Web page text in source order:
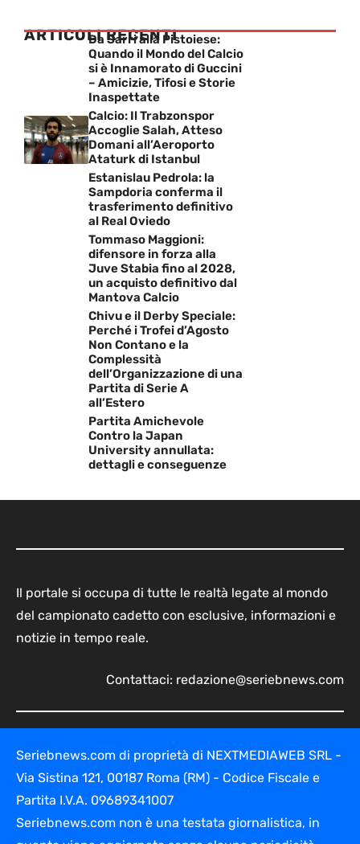
ARTICOLI RECENTI
Da Sarri alla Pistoiese:
Quando il Mondo del Calcio
si è Innamorato di Guccini
– Amicizie, Tifosi e Storie
Inaspettate
Calcio: Il Trabzonspor
Accoglie Salah, Atteso
Domani all’Aeroporto
Ataturk di Istanbul
Estanislau Pedrola: la
Sampdoria conferma il
trasferimento definitivo
al Real Oviedo
Tommaso Maggioni:
difensore in forza alla
Juve Stabia fino al 2028,
un acquisto definitivo dal
Mantova Calcio
Chivu e il Derby Speciale:
Perché i Trofei d’Agosto
Non Contano e la
Complessità
dell’Organizzazione di una
Partita di Serie A
all’Estero
Partita Amichevole
Contro la Japan
University annullata:
dettagli e conseguenze
Il portale si occupa di tutte le realtà legate al mondo
del campionato cadetto con esclusive, informazioni e
notizie in tempo reale.
Contattaci: redazione@seriebnews.com
Seriebnews.com di proprietà di NEXTMEDIAWEB SRL -
Via Sistina 121, 00187 Roma (RM) - Codice Fiscale e
Partita I.V.A. 09689341007
Seriebnews.com non è una testata giornalistica, in